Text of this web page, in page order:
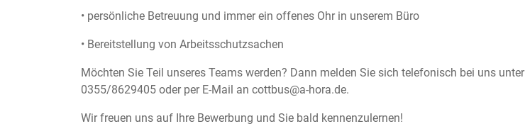
• persönliche Betreuung und immer ein offenes Ohr in unserem Büro
• Bereitstellung von Arbeitsschutzsachen
Möchten Sie Teil unseres Teams werden? Dann melden Sie sich telefonisch bei uns unter
0355/8629405 oder per E-Mail an cottbus@a-hora.de.
Wir freuen uns auf Ihre Bewerbung und Sie bald kennenzulernen!